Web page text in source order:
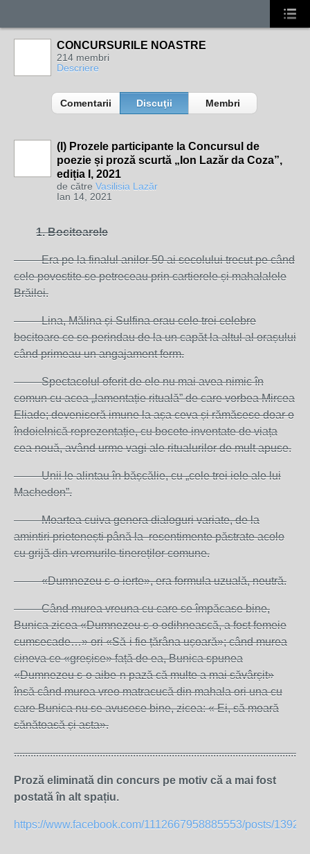
CONCURSURILE NOASTRE
214 membri
Descriere
Comentarii Discuţii Membri
(I) Prozele participante la Concursul de
poezie și proză scurtă „Ion Lazăr da Coza”,
ediția I, 2021
de către Vasilisia Lazăr
Ian 14, 2021
1. Bocitoarele
Era pe la finalul anilor 50 ai secolului trecut pe când
cele povestite se petreceau prin cartierele și mahalalele
Brăilei.
Lina, Mălina și Sulfina erau cele trei celebre
bocitoare ce se perindau de la un capăt la altul al orașului
când primeau un angajament ferm.
Spectacolul oferit de ele nu mai avea nimic în
comun cu acea „lamentație rituală” de care vorbea Mircea
Eliade; deveniseră imune la așa ceva și rămăsese doar o
îndoielnică reprezentație, cu bocete inventate de viața
cea nouă, având urme vagi ale ritualurilor de mult apuse.
Unii le alintau în bășcălie, cu „cele trei iele ale lui
Machedon”.
Moartea cuiva genera dialoguri variate, de la
amintiri prietenești până la resentimente păstrate acolo
cu grijă din vremurile tinereților comune.
«Dumnezeu s-o ierte», era formula uzuală, neutră.
Când murea vreuna cu care se împăcase bine,
Bunica zicea «Dumnezeu s-o odihnească, a fost femeie
cumsecade…» ori «Să-i fie țărâna ușoară»; când murea
cineva ce «greșise» față de ea, Bunica spunea
«Dumnezeu s-o aibe-n pază că multe a mai săvârșit»
însă când murea vreo matracucă din mahala ori una cu
care Bunica nu se avusese bine, zicea: « Ei, să moară
sănătoasă și asta».
Proză eliminată din concurs pe motiv că a mai fost
postată în alt spațiu.
https://www.facebook.com/1112667958885553/posts/